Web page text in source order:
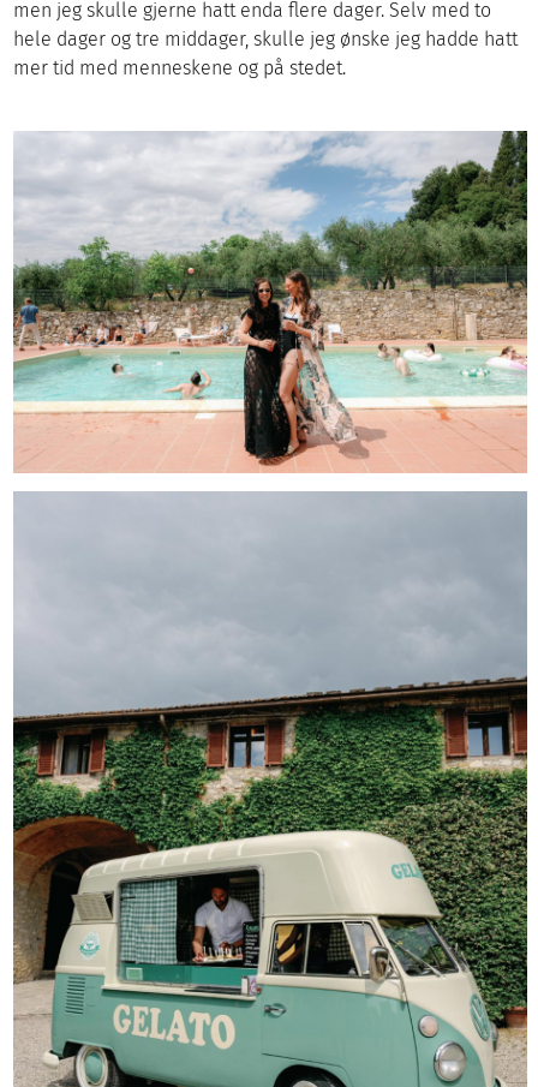
men jeg skulle gjerne hatt enda flere dager. Selv med to
hele dager og tre middager, skulle jeg ønske jeg hadde hatt
mer tid med menneskene og på stedet.